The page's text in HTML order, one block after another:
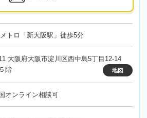
トロ「新大阪駅」徒歩5分
大阪府大阪市淀川区西中島5丁目12-14
階
地図
オンライン相談可